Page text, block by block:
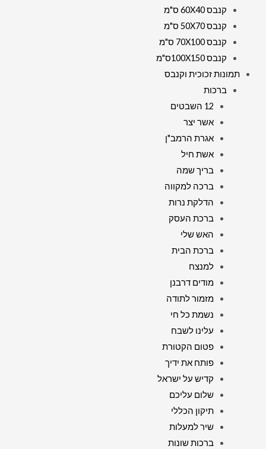
קנבס 60X40 ס"מ
קנבס 50X70 ס"מ
קנבס 70X100 ס"מ
קנבס 100X150ס"מ
תמונות זכוכית וקנבס
ברכות
12 השבטים
אשר יצר
אגרת הרמב"ן
אשת חיל
בריך שמה
ברכה למקווה
הדלקת נרות
ברכת העסק
האש שלי
ברכת הבית
למנצח
מודים דרבנן
מזמור לתודה
נשמת כל חי
עלינו לשבח
פטום הקטורת
פותח את ידיך
קדיש על ישראל
שלום עליכם
תיקון הכללי
שיר למעלות
ברכות שונות